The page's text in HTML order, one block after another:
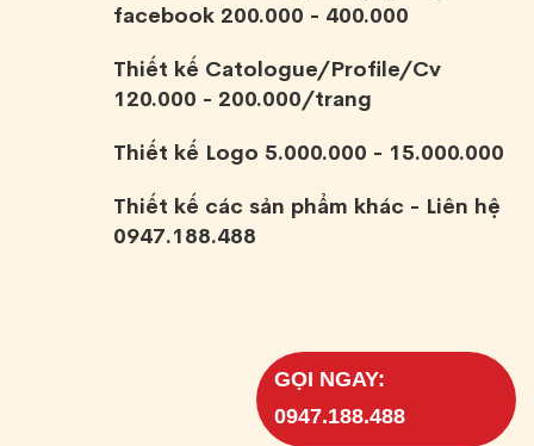
facebook 200.000 - 400.000
Thiết kế Catologue/Profile/Cv
120.000 - 200.000/trang
Thiết kế Logo 5.000.000 - 15.000.000
Thiết kế các sản phẩm khác - Liên hệ
0947.188.488
GỌI NGAY:
0947.188.488